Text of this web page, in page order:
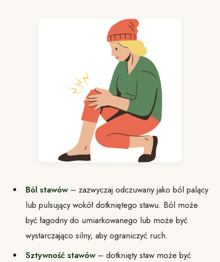
Ból stawów– zazwyczaj odczuwany jako ból palący
lub pulsujący wokół dotkniętego stawu. Ból może
być łagodny do umiarkowanego lub może być
wystarczająco silny, aby ograniczyć ruch.
Sztywność stawów– dotknięty staw może być